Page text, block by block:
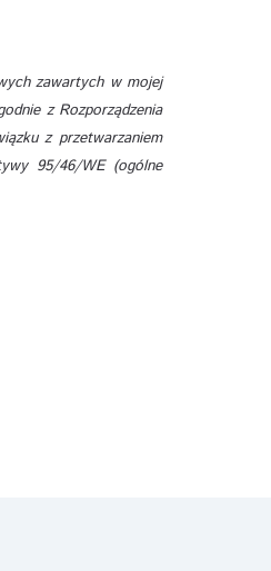
zawartych w mojej
z Rozporządzenia
z przetwarzaniem
95/46/WE (ogólne